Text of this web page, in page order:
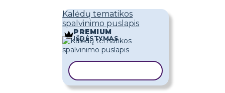
Kalėdų tematikos
spalvinimo puslapis
PREMIUM
IŠDĖSTYMAS